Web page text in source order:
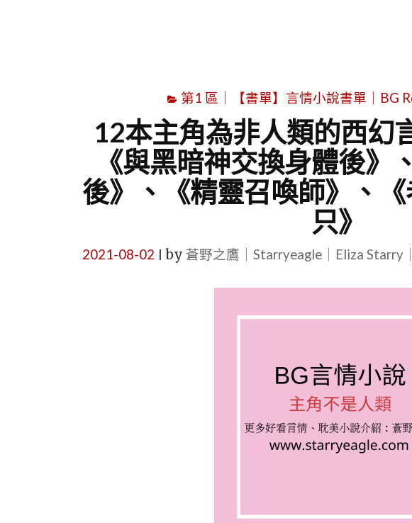
第1 區｜【書單】言情小說書單｜BG
12本主角為非人類的西幻
《與黑暗神交換身體後》
後》、《精靈召喚師》、
只》
2021-08-02 by 蒼野之鷹｜Starryeagle｜Eliza Starry